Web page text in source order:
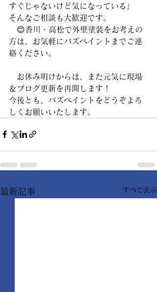
すぐじゃないけど気になっている」
そんなご相談も大歓迎です。
😊香川・高松で外壁塗装をお考えの
方は、お気軽にバズペイントまでご連
絡ください。
お休み明けからは、また元気に現場
＆ブログ更新を再開します！
今後とも、バズペイントをどうぞよろ
しくお願いいたします。
最新記事 すべて表示